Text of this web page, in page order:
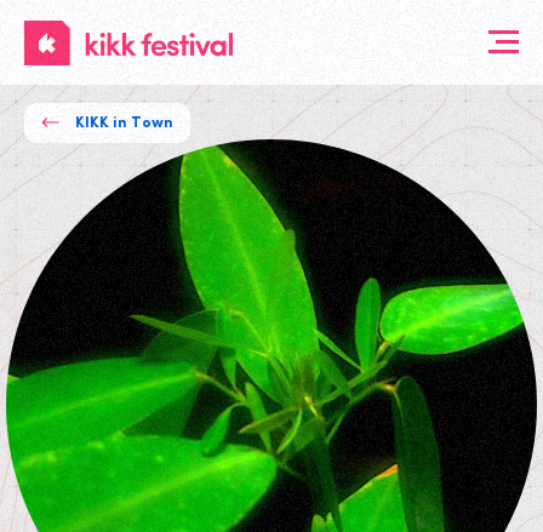
KIKK
Festival
KIKK in Town